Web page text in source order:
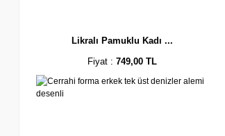
Likralı Pamuklu Kadı ...
Fiyat :749,00 TL